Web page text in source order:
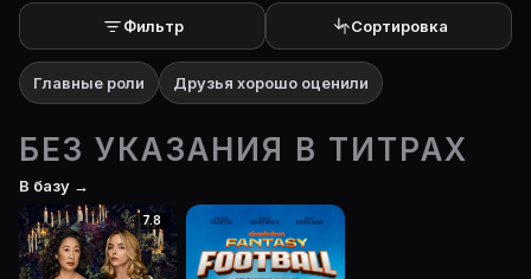
На Movie Planner: https://movie-planner.ru/s/
Фильтр Сортировка
Главные роли Друзья хорошо оценили
БЕЗ УКАЗАНИЯ В ТИТРАХ
В базу →
7.8